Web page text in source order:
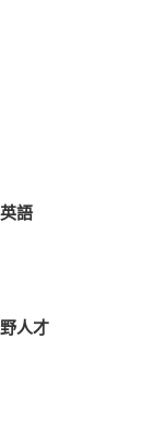
語
人才